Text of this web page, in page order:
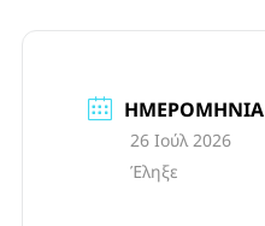
ΗΜΕΡΟΜΗΝΊΑ
26 Ιούλ 2026
Έληξε